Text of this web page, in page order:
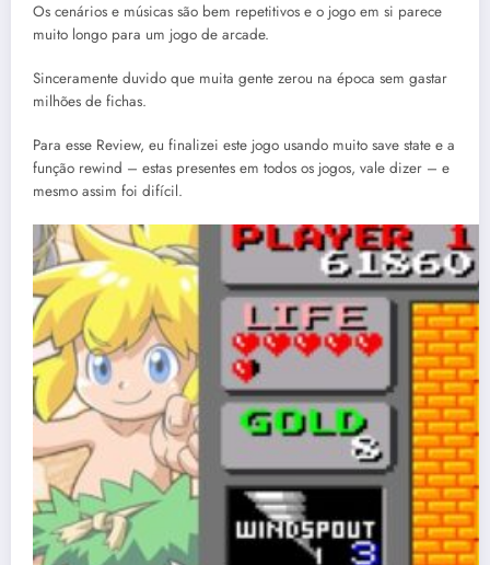
Os cenários e músicas são bem repetitivos e o jogo em si parece
muito longo para um jogo de arcade.
Sinceramente duvido que muita gente zerou na época sem gastar
milhões de fichas.
Para esse Review, eu finalizei este jogo usando muito save state e a
função rewind – estas presentes em todos os jogos, vale dizer – e
mesmo assim foi difícil.